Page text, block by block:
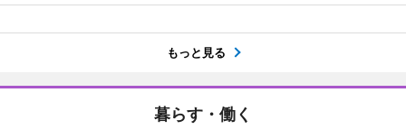
もっと見る
暮らす・働く